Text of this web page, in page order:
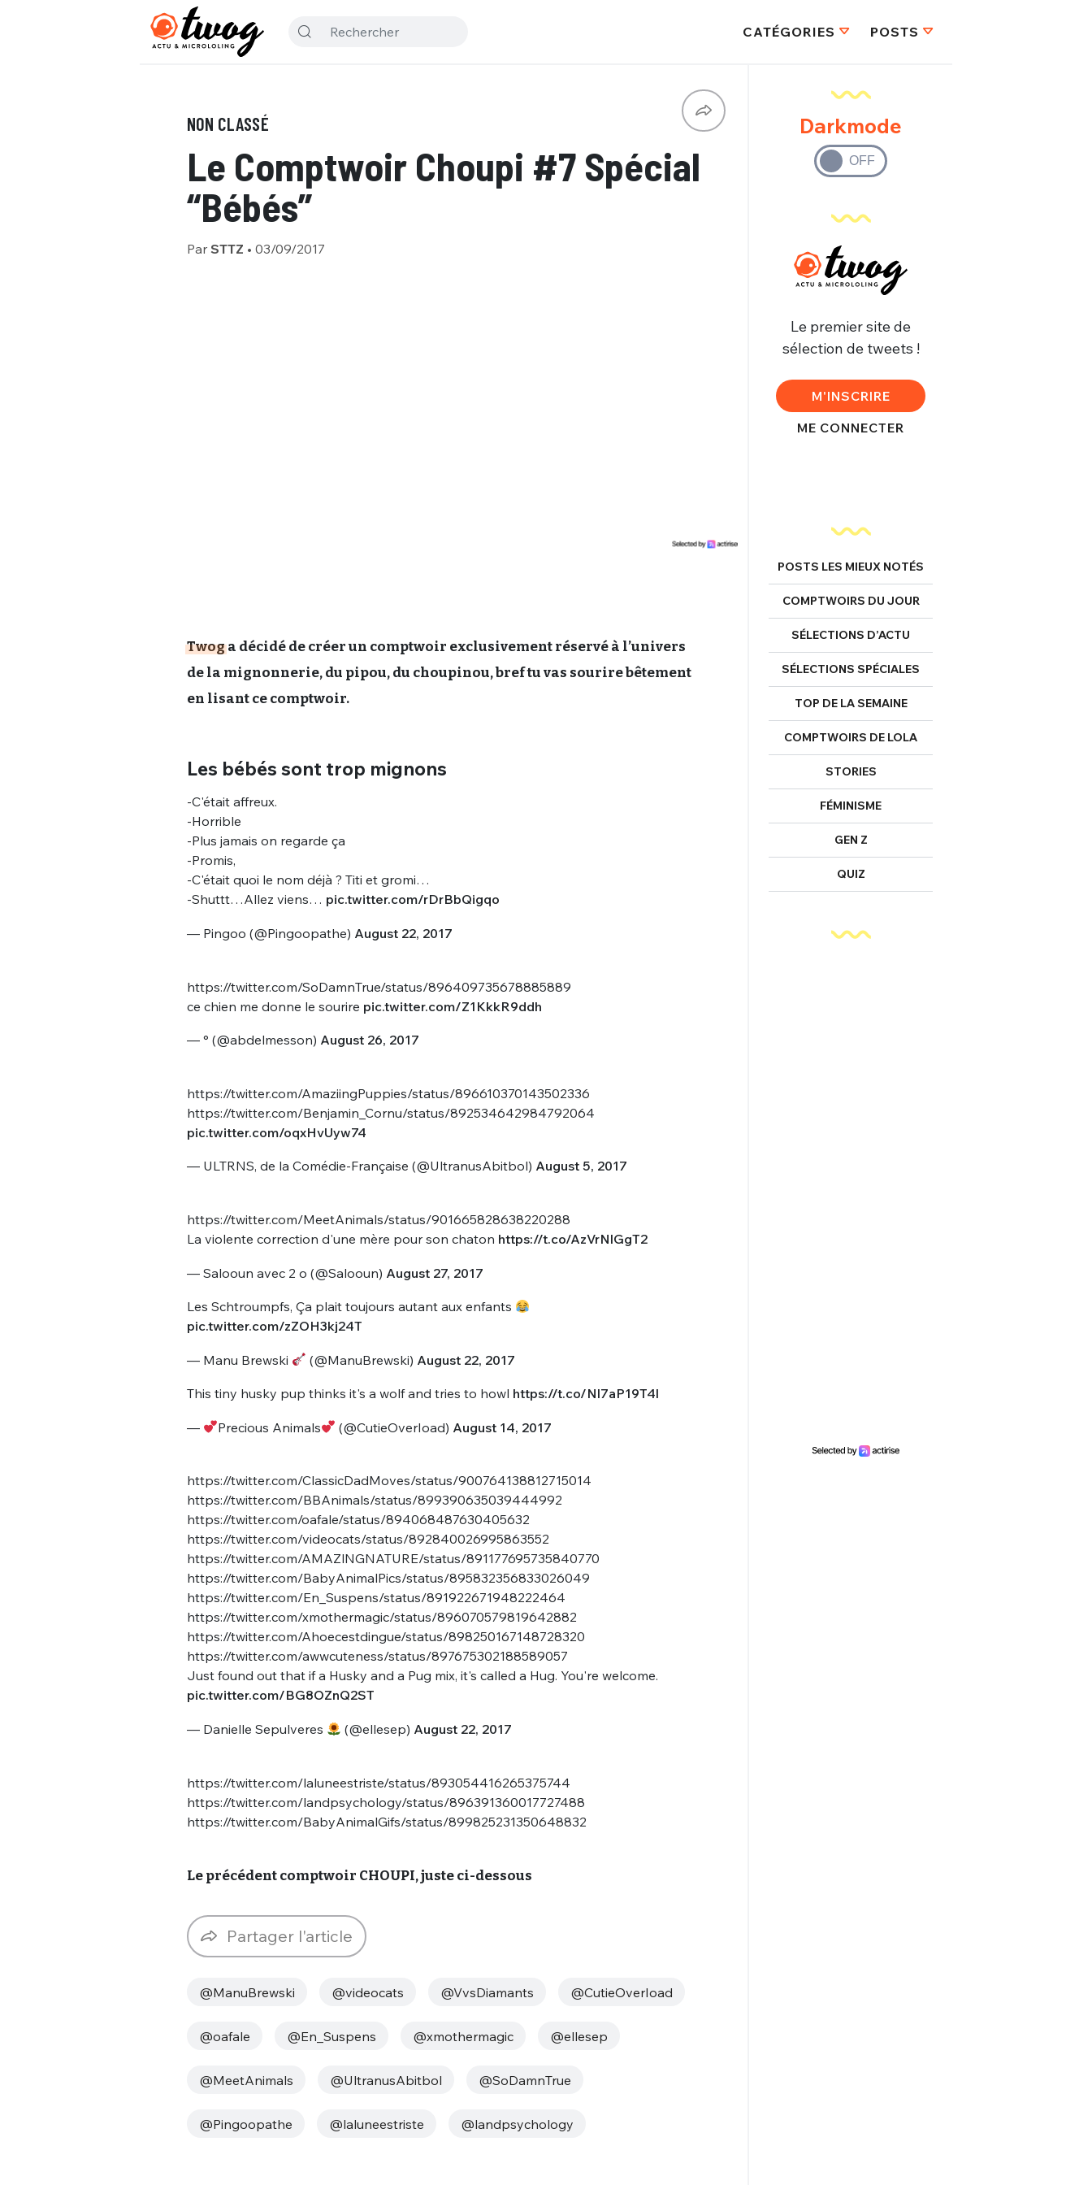
CATÉGORIES POSTS
NON CLASSÉ
Le Comptwoir Choupi #7 Spécial
“Bébés”
Par STTZ • 03/09/2017
Twoga décidé de créer un comptwoir exclusivement réservé à l’univers
de la mignonnerie, du pipou, du choupinou, bref tu vas sourire bêtement
en lisant ce comptwoir.
Les bébés sont trop mignons
-C'était affreux.
-Horrible
-Plus jamais on regarde ça
-Promis,
-C'était quoi le nom déjà ? Titi et gromi…
-Shuttt…Allez viens… pic.twitter.com/rDrBbQigqo
— Pingoo (@Pingoopathe) August 22, 2017
https://twitter.com/SoDamnTrue/status/896409735678885889
ce chien me donne le sourire pic.twitter.com/Z1KkkR9ddh
— ° (@abdelmesson) August 26, 2017
https://twitter.com/AmaziingPuppies/status/896610370143502336
https://twitter.com/Benjamin_Cornu/status/892534642984792064
pic.twitter.com/oqxHvUyw74
— ULTRNS, de la Comédie-Française (@UltranusAbitbol) August 5, 2017
https://twitter.com/MeetAnimals/status/901665828638220288
La violente correction d'une mère pour son chaton https://t.co/AzVrNlGgT2
— Salooun avec 2 o (@Salooun) August 27, 2017
Les Schtroumpfs, Ça plait toujours autant aux enfants
pic.twitter.com/zZOH3kj24T
— Manu Brewski (@ManuBrewski) August 22, 2017
This tiny husky pup thinks it's a wolf and tries to howl https://t.co/Nl7aP19T4l
— Precious Animals (@CutieOverIoad) August 14, 2017
https://twitter.com/ClassicDadMoves/status/900764138812715014
https://twitter.com/BBAnimals/status/899390635039444992
https://twitter.com/oafale/status/894068487630405632
https://twitter.com/videocats/status/892840026995863552
https://twitter.com/AMAZlNGNATURE/status/891177695735840770
https://twitter.com/BabyAnimalPics/status/895832356833026049
https://twitter.com/En_Suspens/status/891922671948222464
https://twitter.com/xmothermagic/status/896070579819642882
https://twitter.com/Ahoecestdingue/status/898250167148728320
https://twitter.com/awwcuteness/status/897675302188589057
Just found out that if a Husky and a Pug mix, it's called a Hug. You're welcome.
pic.twitter.com/BG8OZnQ2ST
— Danielle Sepulveres (@ellesep) August 22, 2017
https://twitter.com/laluneestriste/status/893054416265375744
https://twitter.com/landpsychology/status/896391360017727488
https://twitter.com/BabyAnimalGifs/status/899825231350648832
Le précédent comptwoir CHOUPI, juste ci-dessous
Partager l'article
@ManuBrewski @videocats @VvsDiamants @CutieOverIoad
@oafale @En_Suspens @xmothermagic @ellesep
@MeetAnimals @UltranusAbitbol @SoDamnTrue
@Pingoopathe @laluneestriste @landpsychology
Darkmode
Le premier site de
sélection de tweets !
M'INSCRIRE
ME CONNECTER
POSTS LES MIEUX NOTÉS
COMPTWOIRS DU JOUR
SÉLECTIONS D’ACTU
SÉLECTIONS SPÉCIALES
TOP DE LA SEMAINE
COMPTWOIRS DE LOLA
STORIES
FÉMINISME
GEN Z
QUIZ
Bienvenue !
JE M'INSCRIS
Que souhaitez-vous proposer ?
Quelques
tweets
C'EST PARTI
Ma propre
sélection